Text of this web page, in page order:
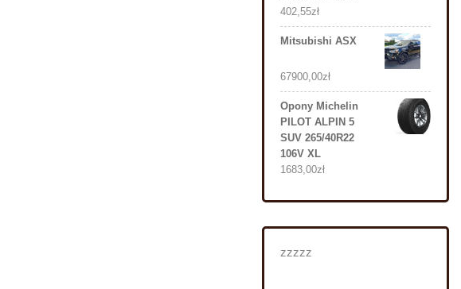
402,55zł
Mitsubishi ASX
67900,00zł
Opony Michelin
PILOT ALPIN 5
SUV 265/40R22
106V XL
1683,00zł
zzzzz